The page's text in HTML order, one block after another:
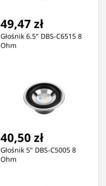
49,47 zł
Głośnik 6.5" DBS-C6515 8
Ohm
40,50 zł
Głośnik 5" DBS-C5005 8
Ohm